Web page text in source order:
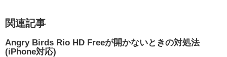
関連記事
Angry Birds Rio HD Freeが開かないときの対処法
(iPhone対応)